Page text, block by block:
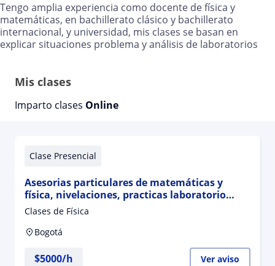
Tengo amplia experiencia como docente de física y
matemáticas, en bachillerato clásico y bachillerato
internacional, y universidad, mis clases se basan en
explicar situaciones problema y análisis de laboratorios
Mis clases
Imparto clases Online
Clase Presencial
Asesorias particulares de matemáticas y
física, nivelaciones, practicas laboratorio
escolares, talleres, informes de laboratorio
Clases de Física
Bogotá
$5000/h Ver aviso